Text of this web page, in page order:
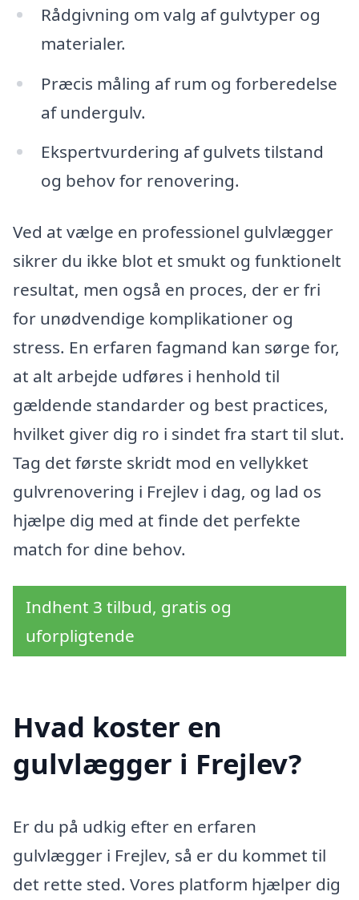
Rådgivning om valg af gulvtyper og
materialer.
Præcis måling af rum og forberedelse
af undergulv.
Ekspertvurdering af gulvets tilstand
og behov for renovering.
Ved at vælge en professionel gulvlægger
sikrer du ikke blot et smukt og funktionelt
resultat, men også en proces, der er fri
for unødvendige komplikationer og
stress. En erfaren fagmand kan sørge for,
at alt arbejde udføres i henhold til
gældende standarder og best practices,
hvilket giver dig ro i sindet fra start til slut.
Tag det første skridt mod en vellykket
gulvrenovering i Frejlev i dag, og lad os
hjælpe dig med at finde det perfekte
match for dine behov.
Indhent 3 tilbud, gratis og
uforpligtende
Hvad koster en
gulvlægger i Frejlev?
Er du på udkig efter en erfaren
gulvlægger i Frejlev, så er du kommet til
det rette sted. Vores platform hjælper dig